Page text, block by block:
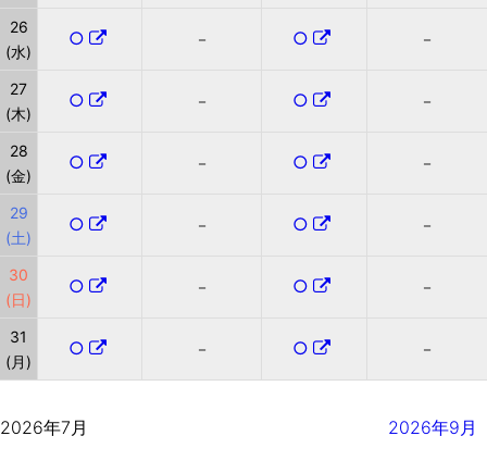
26
(水)
○ － ○ －
27
(木)
○ － ○ －
28
(金)
○ － ○ －
29
(土)
○ － ○ －
30
(日)
○ － ○ －
31
(月)
○ － ○ －
2026年7月 2026年9月